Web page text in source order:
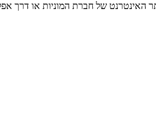
של חברת המוניות או דרך